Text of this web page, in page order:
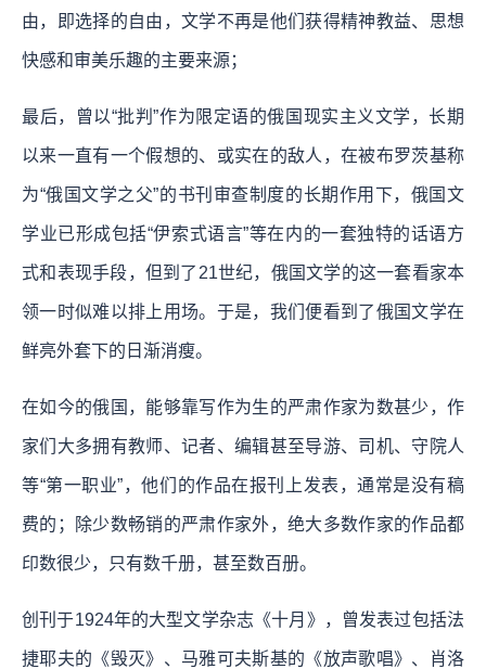
由，即选择的自由，文学不再是他们获得精神教益、思想
快感和审美乐趣的主要来源；
最后，曾以“批判”作为限定语的俄国现实主义文学，长期
以来一直有一个假想的、或实在的敌人，在被布罗茨基称
为“俄国文学之父”的书刊审查制度的长期作用下，俄国文
学业已形成包括“伊索式语言”等在内的一套独特的话语方
式和表现手段，但到了21世纪，俄国文学的这一套看家本
领一时似难以排上用场。于是，我们便看到了俄国文学在
鲜亮外套下的日渐消瘦。
在如今的俄国，能够靠写作为生的严肃作家为数甚少，作
家们大多拥有教师、记者、编辑甚至导游、司机、守院人
等“第一职业”，他们的作品在报刊上发表，通常是没有稿
费的；除少数畅销的严肃作家外，绝大多数作家的作品都
印数很少，只有数千册，甚至数百册。
创刊于1924年的大型文学杂志《十月》，曾发表过包括法
捷耶夫的《毁灭》、马雅可夫斯基的《放声歌唱》、肖洛